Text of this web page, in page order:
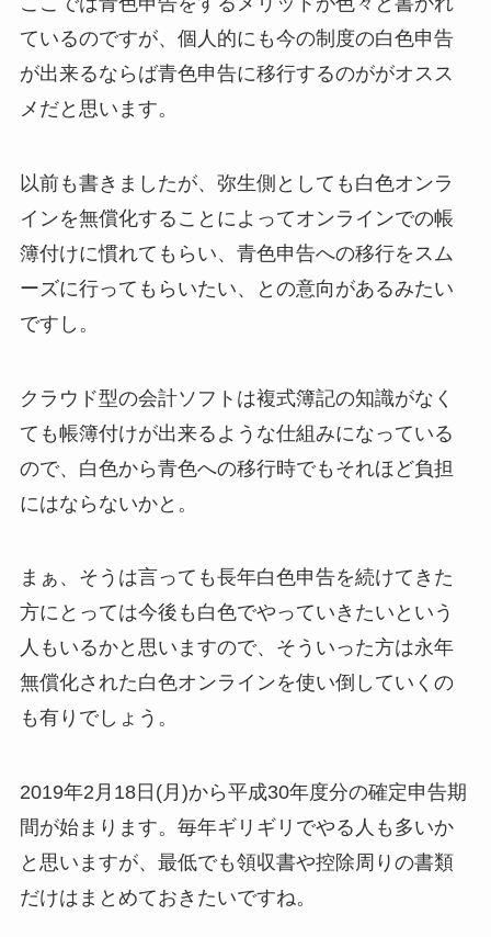
ているのですが、個人的にも今の制度の白色申告
が出来るならば青色申告に移行するのががオスス
メだと思います。
以前も書きましたが、弥生側としても白色オンラ
インを無償化することによってオンラインでの帳
簿付けに慣れてもらい、青色申告への移行をスム
ーズに行ってもらいたい、との意向があるみたい
ですし。
クラウド型の会計ソフトは複式簿記の知識がなく
ても帳簿付けが出来るような仕組みになっている
ので、白色から青色への移行時でもそれほど負担
にはならないかと。
まぁ、そうは言っても長年白色申告を続けてきた
方にとっては今後も白色でやっていきたいという
人もいるかと思いますので、そういった方は永年
無償化された白色オンラインを使い倒していくの
も有りでしょう。
2019年2月18日(月)から平成30年度分の確定申告期
間が始まります。毎年ギリギリでやる人も多いか
と思いますが、最低でも領収書や控除周りの書類
だけはまとめておきたいですね。